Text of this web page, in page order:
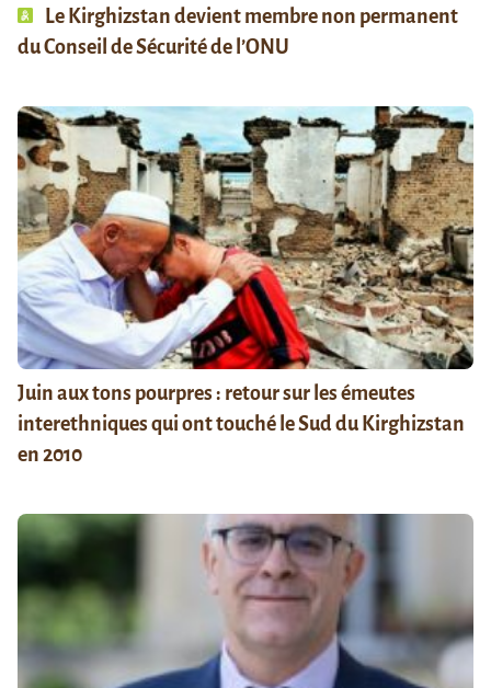
Le Kirghizstan devient membre non permanent
du Conseil de Sécurité de l’ONU
Juin aux tons pourpres : retour sur les émeutes
interethniques qui ont touché le Sud du Kirghizstan
en 2010